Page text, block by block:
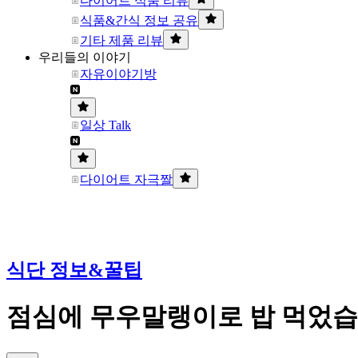
식품&간식 정보 공유
기타 제품 리뷰
우리들의 이야기
자유이야기방
일상 Talk
다이어트 자극짤
식단 정보&꿀팁
점심에 무우말랭이로 밥 먹었